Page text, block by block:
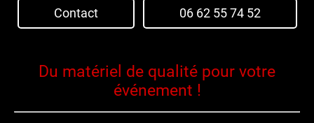
Contact 06 62 55 74 52
Du matériel de qualité pour votre
événement !